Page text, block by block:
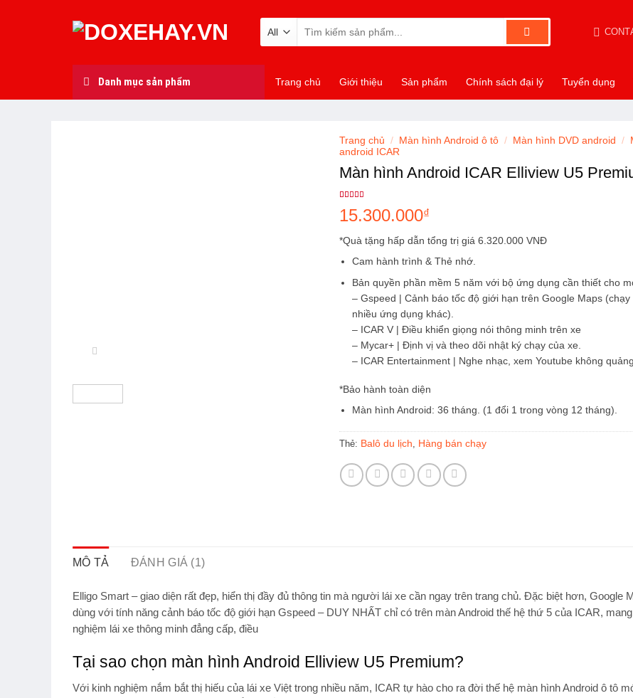
kiếm:
Danh mục sản phẩm Trang chủ Giới thiệu Sản phẩm Chính sách đại lý Tuyển dụng
Trang chủ / Màn hình Android ô tô / Màn hình DVD android /
android ICAR
Màn hình Android ICAR Elliview U5
dựa trên
đánh giá
15.300.000₫
*Quà tặng hấp dẫn tổng trị giá 6.320.000 VNĐ
Cam hành trình & Thẻ nhớ.
Bản quyền phần mềm 5 năm với bộ ứng dụng cần thiết cho
– Gspeed | Cảnh báo tốc độ giới hạn trên Google Maps (chạy
nhiều ứng dụng khác).
– ICAR V | Điều khiển giọng nói thông minh trên xe
– Mycar+ | Định vị và theo dõi nhật ký chạy của xe.
– ICAR Entertainment | Nghe nhạc, xem Youtube không
*Bảo hành toàn diện
Màn hình Android: 36 tháng. (1 đổi 1 trong vòng 12 tháng).
Thẻ: Balô du lịch Hàng bán chạy
MÔ TẢ ĐÁNH GIÁ (1)
Elligo Smart – giao diện rất đẹp, hiển thị đầy đủ thông tin mà người lái xe cần ngay trên trang chủ. Đặc biệt hơn, Google
dùng với tính năng cảnh báo tốc độ giới hạn Gspeed – DUY NHẤT chỉ có trên màn Android thế hệ thứ 5 của ICAR,
nghiệm lái xe thông minh đẳng cấp, điều
Tại sao chọn màn hình Android Elliview U5 Premium?
Với kinh nghiệm nắm bắt thị hiếu của lái xe Việt trong nhiều năm, ICAR tự hào cho ra đời thế hệ màn hình Android ô tô